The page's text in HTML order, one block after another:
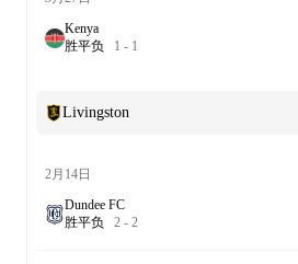
Kenya
胜平负 1 - 1
Livingston
2月14日
Dundee FC
胜平负 2 - 2